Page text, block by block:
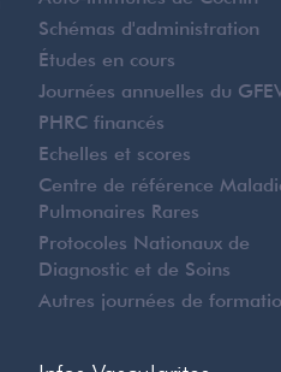
Schémas d'administration
Études en cours
Journées annuelles du
PHRC financés
Echelles et scores
Centre de référence
Pulmonaires Rares
Protocoles Nationaux de
Diagnostic et de Soins
Autres journées de